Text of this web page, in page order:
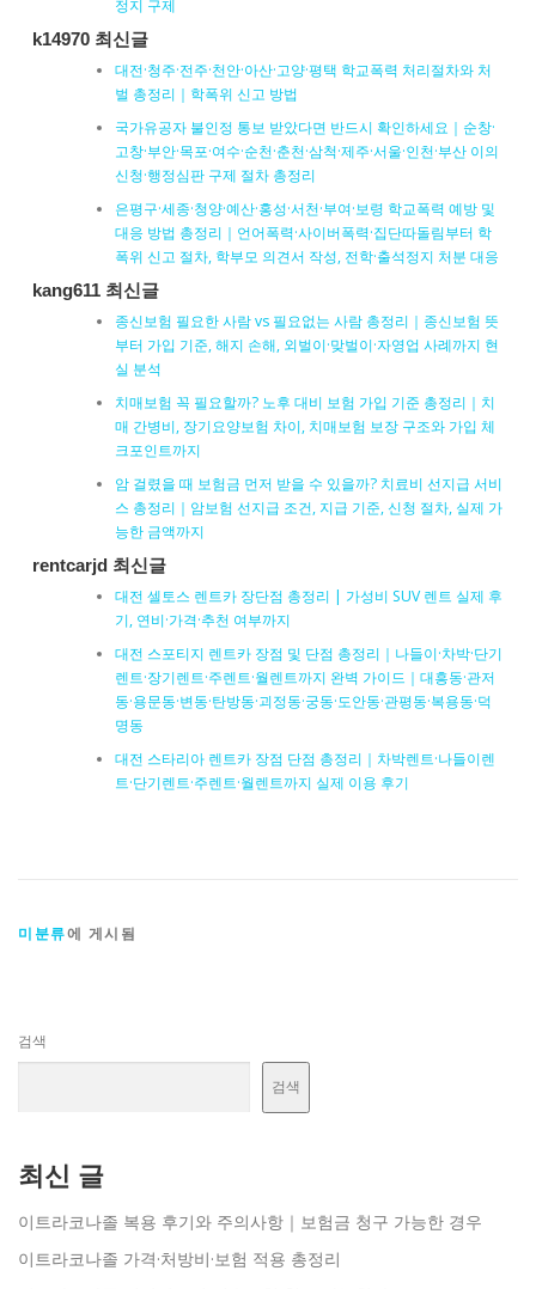
정지 구제
k14970 최신글
대전·청주·전주·천안·아산·고양·평택 학교폭력 처리절차와 처
벌 총정리｜학폭위 신고 방법
국가유공자 불인정 통보 받았다면 반드시 확인하세요｜순창·
고창·부안·목포·여수·순천·춘천·삼척·제주·서울·인천·부산 이의
신청·행정심판 구제 절차 총정리
은평구·세종·청양·예산·홍성·서천·부여·보령 학교폭력 예방 및
대응 방법 총정리｜언어폭력·사이버폭력·집단따돌림부터 학
폭위 신고 절차, 학부모 의견서 작성, 전학·출석정지 처분 대응
kang611 최신글
종신보험 필요한 사람 vs 필요없는 사람 총정리｜종신보험 뜻
부터 가입 기준, 해지 손해, 외벌이·맞벌이·자영업 사례까지 현
실 분석
치매보험 꼭 필요할까? 노후 대비 보험 가입 기준 총정리｜치
매 간병비, 장기요양보험 차이, 치매보험 보장 구조와 가입 체
크포인트까지
암 걸렸을 때 보험금 먼저 받을 수 있을까? 치료비 선지급 서비
스 총정리｜암보험 선지급 조건, 지급 기준, 신청 절차, 실제 가
능한 금액까지
rentcarjd 최신글
대전 셀토스 렌트카 장단점 총정리 | 가성비 SUV 렌트 실제 후
기, 연비·가격·추천 여부까지
대전 스포티지 렌트카 장점 및 단점 총정리｜나들이·차박·단기
렌트·장기렌트·주렌트·월렌트까지 완벽 가이드｜대흥동·관저
동·용문동·변동·탄방동·괴정동·궁동·도안동·관평동·복용동·덕
명동
대전 스타리아 렌트카 장점 단점 총정리｜차박렌트·나들이렌
트·단기렌트·주렌트·월렌트까지 실제 이용 후기
미분류에 게시됨
검색
검색
최신 글
이트라코나졸 복용 후기와 주의사항｜보험금 청구 가능한 경우
이트라코나졸 가격·처방비·보험 적용 총정리